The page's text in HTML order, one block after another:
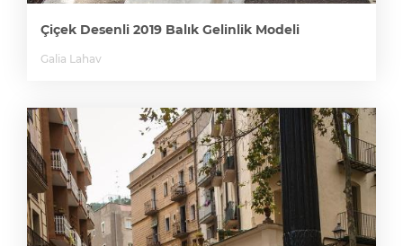
Çiçek Desenli 2019 Balık Gelinlik Modeli
Galia Lahav